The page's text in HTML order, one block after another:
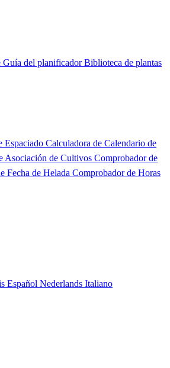
Guía del planificadorBiblioteca de plantas
Espaciado Calculadora de Calendario de
Asociación de Cultivos Comprobador de
Fecha de Helada Comprobador de Horas
Español Nederlands Italiano